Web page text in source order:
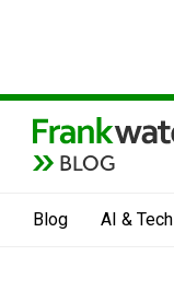
BLOG
Blog AI & Tech